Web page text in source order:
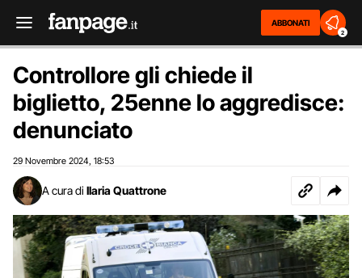
ABBONATI
2
Controllore gli chiede il
biglietto, 25enne lo aggredisce:
denunciato
29 Novembre 2024 18:53
A cura di Ilaria Quattrone